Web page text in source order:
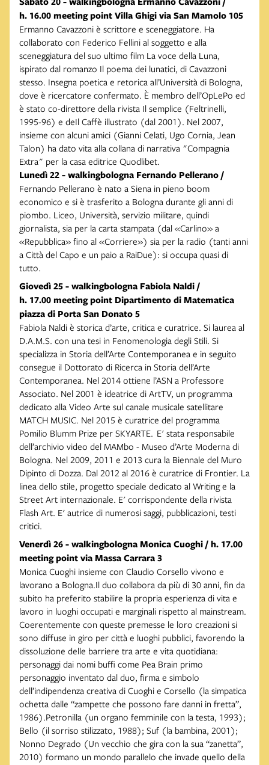
h. 16.00 meeting point Villa Ghigi via San Mamolo 105
Ermanno Cavazzoni è scrittore e sceneggiatore. Ha
collaborato con Federico Fellini al soggetto e alla
sceneggiatura del suo ultimo film La voce della Luna,
ispirato dal romanzo Il poema dei lunatici, di Cavazzoni
stesso. Insegna poetica e retorica all’Università di Bologna,
dove è ricercatore confermato. È membro dell’OpLePo ed
è stato co-direttore della rivista Il semplice (Feltrinelli,
1995-96) e deIl Caffè illustrato (dal 2001). Nel 2007,
insieme con alcuni amici (Gianni Celati, Ugo Cornia, Jean
Talon) ha dato vita alla collana di narrativa "Compagnia
Extra" per la casa editrice Quodlibet.
Lunedì 22 - walkingbologna Fernando Pellerano /
Fernando Pellerano è nato a Siena in pieno boom
economico e si è trasferito a Bologna durante gli anni di
piombo. Liceo, Università, servizio militare, quindi
giornalista, sia per la carta stampata (dal «Carlino» a
«Repubblica» fino al «Corriere») sia per la radio (tanti anni
a Città del Capo e un paio a RaiDue): si occupa quasi di
tutto.
Giovedì 25 - walkingbologna Fabiola Naldi /
h. 17.00 meeting point Dipartimento di Matematica
piazza di Porta San Donato 5
Fabiola Naldi è storica d’arte, critica e curatrice. Si laurea al
D.A.M.S. con una tesi in Fenomenologia degli Stili. Si
specializza in Storia dell’Arte Contemporanea e in seguito
consegue il Dottorato di Ricerca in Storia dell’Arte
Contemporanea. Nel 2014 ottiene l’ASN a Professore
Associato. Nel 2001 è ideatrice di ArtTV, un programma
dedicato alla Video Arte sul canale musicale satellitare
MATCH MUSIC. Nel 2015 è curatrice del programma
Pomilio Blumm Prize per SKYARTE. E' stata responsabile
dell’archivio video del MAMbo - Museo d’Arte Moderna di
Bologna. Nel 2009, 2011 e 2013 cura la Biennale del Muro
Dipinto di Dozza. Dal 2012 al 2016 è curatrice di Frontier. La
linea dello stile, progetto speciale dedicato al Writing e la
Street Art internazionale. E' corrispondente della rivista
Flash Art. E' autrice di numerosi saggi, pubblicazioni, testi
critici.
Venerdì 26 - walkingbologna Monica Cuoghi / h. 17.00
meeting point via Massa Carrara 3
Monica Cuoghi insieme con Claudio Corsello vivono e
lavorano a Bologna.Il duo collabora da più di 30 anni, fin da
subito ha preferito stabilire la propria esperienza di vita e
lavoro in luoghi occupati e marginali rispetto al mainstream.
Coerentemente con queste premesse le loro creazioni si
sono diffuse in giro per città e luoghi pubblici, favorendo la
dissoluzione delle barriere tra arte e vita quotidiana:
personaggi dai nomi buffi come Pea Brain primo
personaggio inventato dal duo, firma e simbolo
dell’indipendenza creativa di Cuoghi e Corsello (la simpatica
ochetta dalle “zampette che possono fare danni in fretta”,
1986).Petronilla (un organo femminile con la testa, 1993);
Bello (il sorriso stilizzato, 1988); Suf (la bambina, 2001);
Nonno Degrado (Un vecchio che gira con la sua “zanetta”,
2010) formano un mondo parallelo che invade quello della